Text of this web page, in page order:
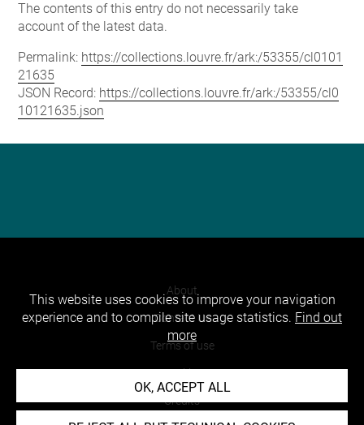
The contents of this entry do not necessarily take
account of the latest data.
Permalink: https://collections.louvre.fr/ark:/53355/cl0101
21635
JSON Record: https://collections.louvre.fr/ark:/53355/cl0
10121635.json
About
Contact Us
Terms of use
Cookies
Credits
This website uses cookies to improve your navigation
experience and to compile site usage statistics. Find out
more
OK, ACCEPT ALL